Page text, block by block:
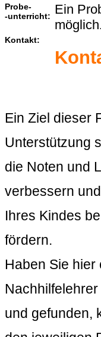
Probe-
-unterricht: Ein
Kontakt:
Ein Ziel dieser
Unterstützung
die Noten und
verbessern
Ihres Kindes
fördern.
Haben Sie hier
und gefunden,